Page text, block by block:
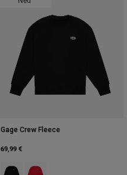
Gage Crew Fleece
69,99 €
Product swatch type of Schwarz.
Product swatch type of Rot.